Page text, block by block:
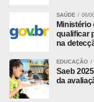
do Brasil, localizada no
aproximadamente 116
de todas as regiões
Chile, Uruguai e
pescados do país a
foi divulgado o Ranking
da Ceagesp:
– Tilápia;
SAÚDE 06/
qualificar
na
EDUCAÇÃO
Saeb
da